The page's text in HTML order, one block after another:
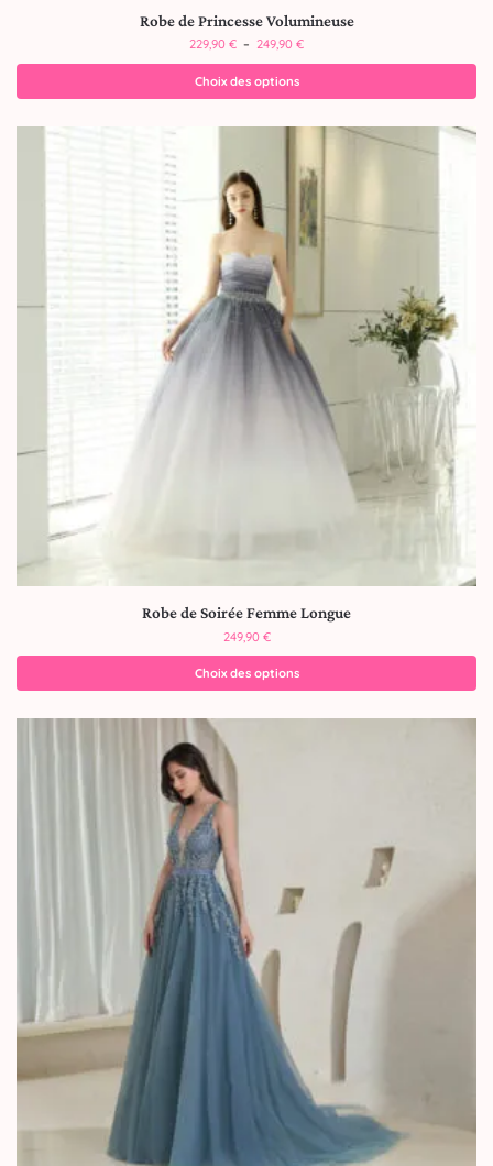
Robe de Princesse Volumineuse
229,90 € – 249,90 €
Choix des options
Robe de Soirée Femme Longue
249,90 €
Choix des options